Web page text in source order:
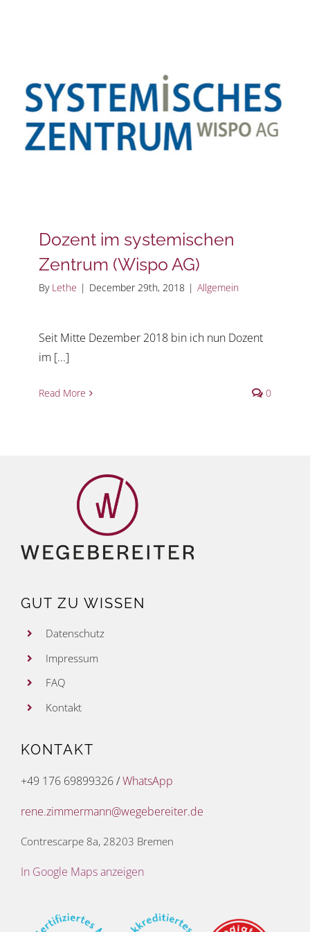
Dozent im systemischen
Zentrum (Wispo AG)
By Lethe | December 29th, 2018 | Allgemein
Seit Mitte Dezember 2018 bin ich nun Dozent
im [...]
Read More 0
GUT ZU WISSEN
Datenschutz
Impressum
FAQ
Kontakt
KONTAKT
+49 176 69899326/WhatsApp
rene.zimmermann@wegebereiter.de
Contrescarpe 8a, 28203 Bremen
In Google Maps anzeigen